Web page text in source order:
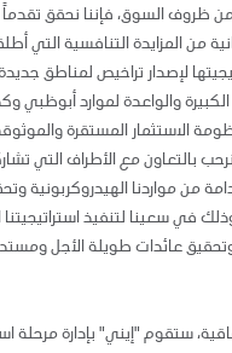
ظروف السوق، فإننا نحقق
من المزايدة التنافسية التي
لإصدار تراخيص لمناطق
والواعدة لموارد أبوظبي
الاستثمار المستقرة
بالتعاون مع الأطراف التي
من مواردنا الهيدروكربونية
في سعينا لتنفيذ استراتيجيتنا
وتحقيق عائدات طويلة الأجل
ستقوم "إيني" بإدارة مرحلة